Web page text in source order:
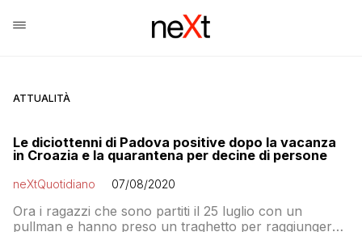
ATTUALITÀ
Le diciottenni di Padova positive dopo la vacanza
in Croazia e la quarantena per decine di persone
neXtQuotidiano 07/08/2020
Ora i ragazzi che sono partiti il 25 luglio con un
pullman e hanno preso un traghetto per raggiungere